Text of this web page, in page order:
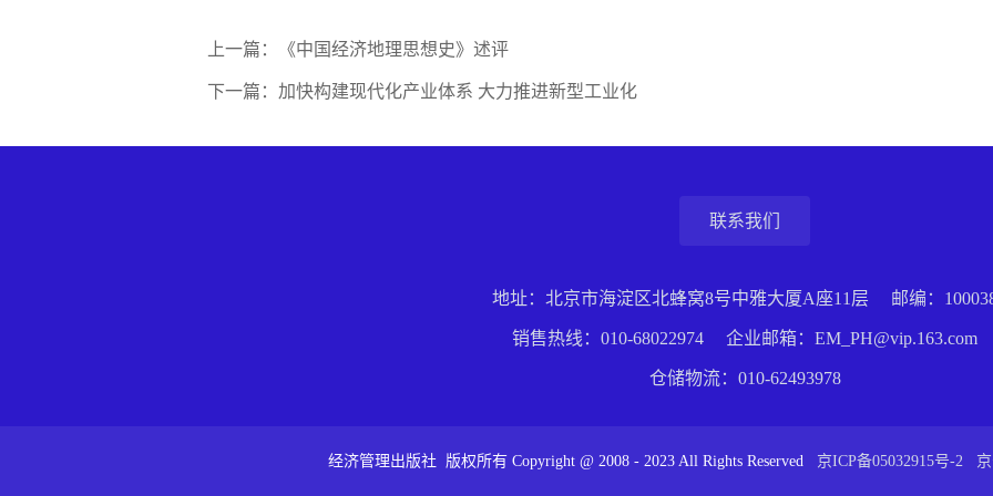
上一篇：《中国经济地理思想史》述评
下一篇：加快构建现代化产业体系 大力推进新型工业化
联系我们
地址：北京市海淀区北蜂窝8号中雅大厦A座11层 邮编：
销售热线： 010-68022974 企业邮箱：EM_PH@vip.163.com
仓储物流： 010-62493978
经济管理出版社 版权所有 Copyright @ 2008 - 2023 All Rights Reserved 京ICP备05032915号-2